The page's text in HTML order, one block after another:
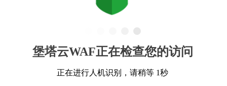
堡塔云WAF正在检查您的访问
正在进行人机识别，请稍等 1秒